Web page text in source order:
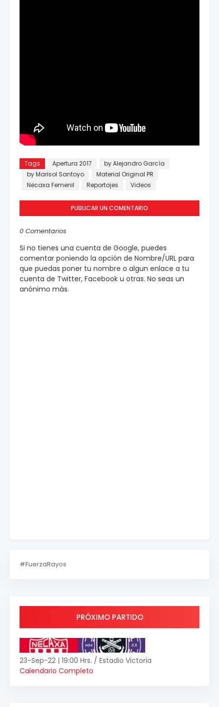
Tags Apertura 2017
by Alejandro García
by Marisol Santoyo
Material Original PR
Necaxa Femenil
Reportajes Videos
PUBLICAR UN COMENTARIO
0 Comentarios
Si no tienes una cuenta de Google, puedes
comentar poniendo la opción de Nombre/URL para
que puedas poner tu nombre o algun enlace a tu
cuenta de Twitter, Facebook u otras. No seas un
anónimo más.
#FuerzaRayos
PRÓXIMO PARTIDO
23-Sep-22 | 19:00 Hrs. / Estadio Victoria
Calendario Completo